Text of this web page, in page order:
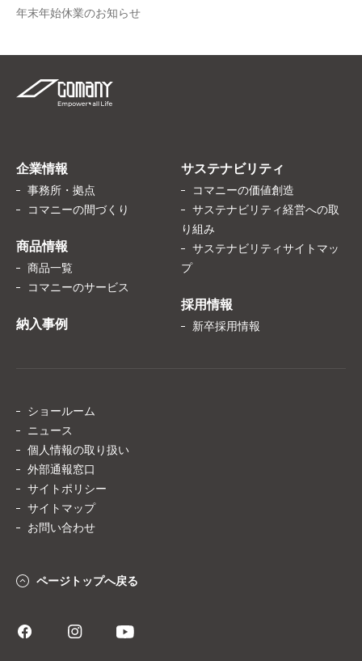
年末年始休業のお知らせ
企業情報
事務所・拠点
コマニーの間づくり
商品情報
商品一覧
コマニーのサービス
納入事例
サステナビリティ
コマニーの価値創造
サステナビリティ経営への取
り組み
サステナビリティサイトマッ
プ
採用情報
新卒採用情報
ショールーム
ニュース
個人情報の取り扱い
外部通報窓口
サイトポリシー
サイトマップ
お問い合わせ
ページトップへ戻る